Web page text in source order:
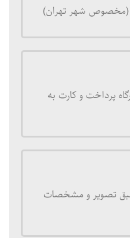
(مخصوص شهر تهران)
پرداخت و کارت به
تصویر و مشخصات